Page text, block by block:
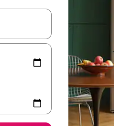
med upp- och